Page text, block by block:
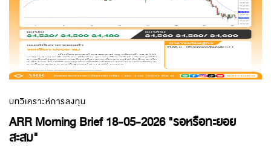
บทวิเคราะห์การลงทุน
ARR Morning Brief 18-05-2026 "รอหรือทะยอย
สะสม"